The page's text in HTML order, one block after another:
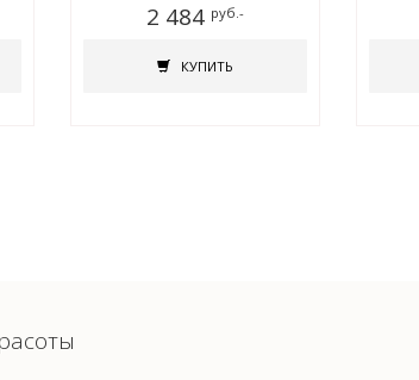
230 гр)
2 484 руб.-
КУПИТЬ